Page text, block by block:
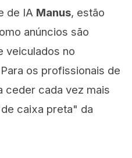
de IA Manus, estão
anúncios são
veiculados no
os profissionais de
ceder cada vez mais
caixa preta" da